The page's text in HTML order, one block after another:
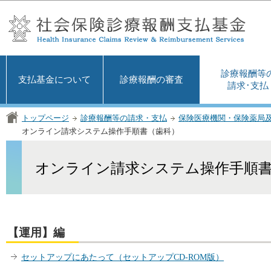
支払基金について 診療報酬の審査
診療報酬等
請求･支払
トップページ 診療報酬等の請求・支払
保険医療機関・保険薬局
オンライン請求システム操作手順書（歯科）
オンライン請求システム操作手順
【運用】編
セットアップにあたって（セットアップCD-ROM版）